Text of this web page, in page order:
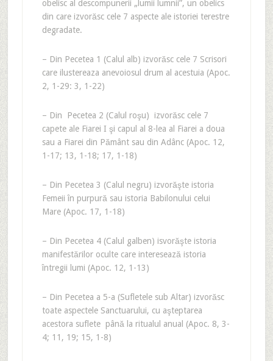
obelisc al descompunerii „lumii lumnii”, un obelics
din care izvorăsc cele 7 aspecte ale istoriei terestre
degradate.
– Din Pecetea 1 (Calul alb) izvorăsc cele 7 Scrisori
care ilustereaza anevoiosul drum al acestuia (Apoc.
2, 1-29: 3, 1-22)
– Din Pecetea 2 (Calul roşu) izvorăsc cele 7
capete ale Fiarei I şi capul al 8-lea al Fiarei a doua
sau a Fiarei din Pământ sau din Adânc (Apoc. 12,
1-17; 13, 1-18; 17, 1-18)
– Din Pecetea 3 (Calul negru) izvorăşte istoria
Femeii în purpură sau istoria Babilonului celui
Mare (Apoc. 17, 1-18)
– Din Pecetea 4 (Calul galben) isvorăşte istoria
manifestărilor oculte care interesează istoria
întregii lumi (Apoc. 12, 1-13)
– Din Pecetea a 5-a (Sufletele sub Altar) izvorăsc
toate aspectele Sanctuarului, cu aşteptarea
acestora suflete până la ritualul anual (Apoc. 8, 3-
4; 11, 19; 15, 1-8)